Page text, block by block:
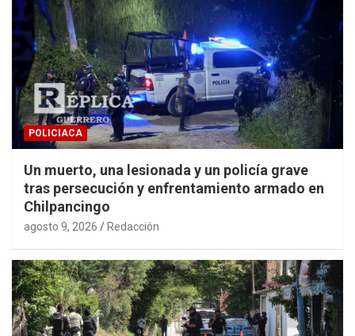
POLICIACA
Un muerto, una lesionada y un policía grave
tras persecución y enfrentamiento armado en
Chilpancingo
agosto 9, 2026 Redacción